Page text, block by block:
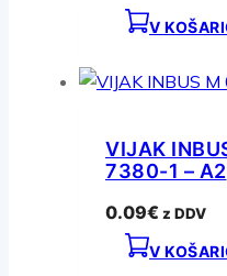
V
VIJAK
7380-1 – A2
0.09€ z DDV
V